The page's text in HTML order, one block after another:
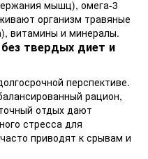
мышц), омега-3
организм травяные
витамины и минералы.
твердых диет и
перспективе.
рацион,
отдых дают
стресса для
приводят к срывам и